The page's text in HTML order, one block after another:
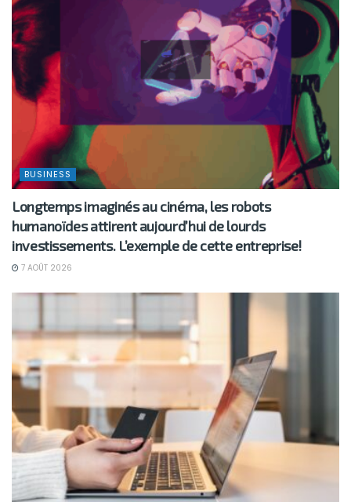
BUSINESS
Longtemps imaginés au cinéma, les robots
humanoïdes attirent aujourd’hui de lourds
investissements. L’exemple de cette entreprise!
7 AOÛT 2026